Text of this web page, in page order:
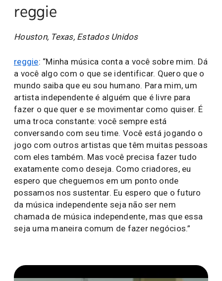
reggie
Houston, Texas, Estados Unidos
reggie: “Minha música conta a você sobre mim. Dá
a você algo com o que se identificar. Quero que o
mundo saiba que eu sou humano. Para mim, um
artista independente é alguém que é livre para
fazer o que quer e se movimentar como quiser. É
uma troca constante: você sempre está
conversando com seu time. Você está jogando o
jogo com outros artistas que têm muitas pessoas
com eles também. Mas você precisa fazer tudo
exatamente como deseja. Como criadores, eu
espero que cheguemos em um ponto onde
possamos nos sustentar. Eu espero que o futuro
da música independente seja não ser nem
chamada de música independente, mas que essa
seja uma maneira comum de fazer negócios.”